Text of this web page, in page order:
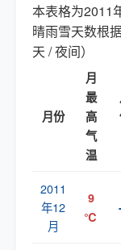
本表格为2011
晴雨雪天数根
天 / 夜间）
月份
月
最
高
气
温
2011
年12
月
9
℃